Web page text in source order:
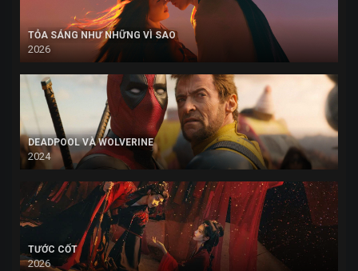
TỎA SÁNG NHƯ NHỮNG VÌ SAO
2026
DEADPOOL VÀ WOLVERINE
2024
TƯỚC CỐT
2026